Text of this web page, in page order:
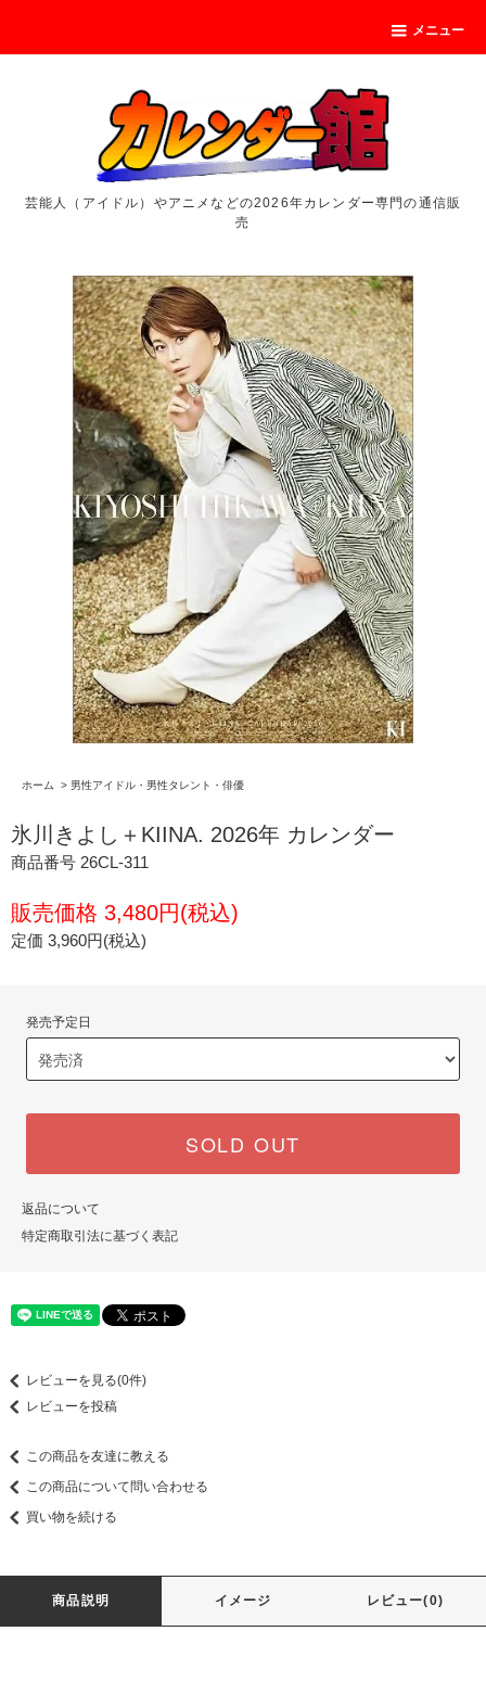
メニュー
芸能人（アイドル）やアニメなどの2026年カレンダー専門の通信販
売
ホーム > 男性アイドル・男性タレント・俳優
氷川きよし＋KIINA. 2026年 カレンダー
商品番号 26CL-311
販売価格 3,480円(税込)
定価 3,960円(税込)
発売予定日
SOLD OUT
返品について
特定商取引法に基づく表記
レビューを見る(0件)
レビューを投稿
この商品を友達に教える
この商品について問い合わせる
買い物を続ける
商品説明 イメージ レビュー(0)